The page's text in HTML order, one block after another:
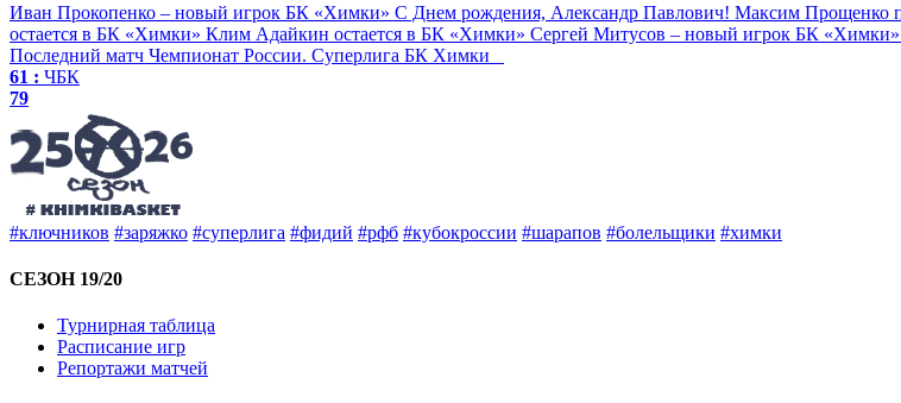
Иван Прокопенко – новый игрок БК «Химки» С Днем рождения, Александр Павлович! Максим Прощенко
остается в БК «Химки» Клим Адайкин остается в БК «Химки» Сергей Митусов – новый игрок БК «Химки»
Последний матч Чемпионат России. Суперлига БК Химки
61 : ЧБК
79
#ключников #заряжко #суперлига #фидий #рфб #кубокроссии #шарапов #болельщики #химки
СЕЗОН 19/20
Турнирная таблица
Расписание игр
Репортажи матчей